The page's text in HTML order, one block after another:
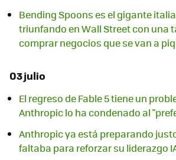
Bending Spoons es el gigante
triunfando en Wall Street con una
comprar negocios que se van a
03 julio
El regreso de Fable 5 tiene un
Anthropic lo ha condenado al
Anthropic ya está preparando
faltaba para reforzar su liderazgo